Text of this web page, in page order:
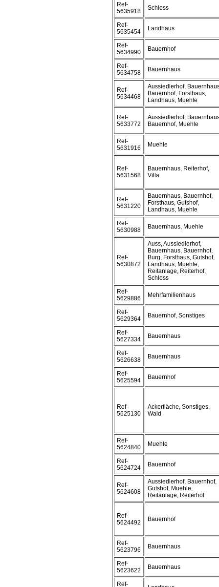
Ref-
5635918
Schloss
Ref-
5635454
Landhaus
Ref-
5634990
Bauernhof
Ref-
5634758
Bauernhaus
Ref-
5634468
Aussiedlerhof,
Bauernhof, Forsthaus,
Landhaus, Muehle
Ref-
5633772
Aussiedlerhof,
Bauernhof, Muehle
Ref-
5631916
Muehle
Ref-
5631568
Bauernhaus, Reiterhof,
Villa
Ref-
5631220
Bauernhaus, Bauernhof,
Forsthaus, Gutshof,
Landhaus, Muehle
Ref-
5630988
Bauernhaus, Muehle
Ref-
5630872
Auss, Aussiedlerhof,
Bauernhaus, Bauernhof,
Burg, Forsthaus, Gutshof,
Landhaus, Muehle,
Reitanlage, Reiterhof,
Schloss
Ref-
5629886
Mehrfamilienhaus
Ref-
5629364
Bauernhof, Sonstiges
Ref-
5627334
Bauernhaus
Ref-
5626638
Bauernhaus
Ref-
5625594
Bauernhof
Ref-
5625130
Ackerfläche, Sonstiges,
Wald
Ref-
5624840
Muehle
Ref-
5624724
Bauernhof
Ref-
5624608
Aussiedlerhof, Bauernhof,
Gutshof, Muehle,
Reitanlage, Reiterhof
Ref-
5624492
Bauernhof
Ref-
5623796
Bauernhaus
Ref-
5623622
Bauernhaus
Ref-